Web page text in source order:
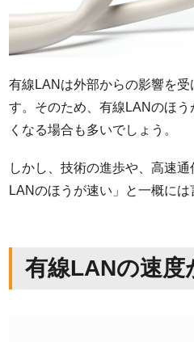
有線LANは外部からの影響を
す。そのため、有線LANのほ
くなる場合も多いでしょう。
しかし、技術の進歩や、高速
LANのほうが速い」と一概には
有線LANの速度